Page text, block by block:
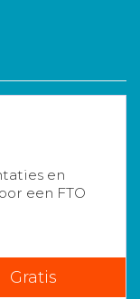
en
een FTO
Gratis